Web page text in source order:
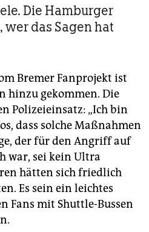
Die Hamburger
das Sagen hat
Bremer Fanprojekt ist
hinzu gekommen. Die
Polizeieinsatz: „Ich bin
dass solche Maßnahmen
der für den Angriff auf
war, sei kein Ultra
hätten sich friedlich
Es sein ein leichtes
Fans mit Shuttle-Bussen